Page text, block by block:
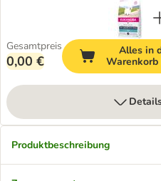
Gesamtpreis
0,00 €
Alles in
Warenkorb
Produktbeschreibung